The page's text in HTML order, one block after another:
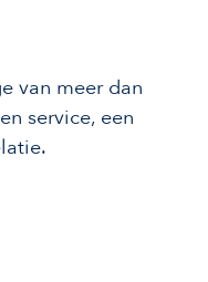
van meer dan
service, een